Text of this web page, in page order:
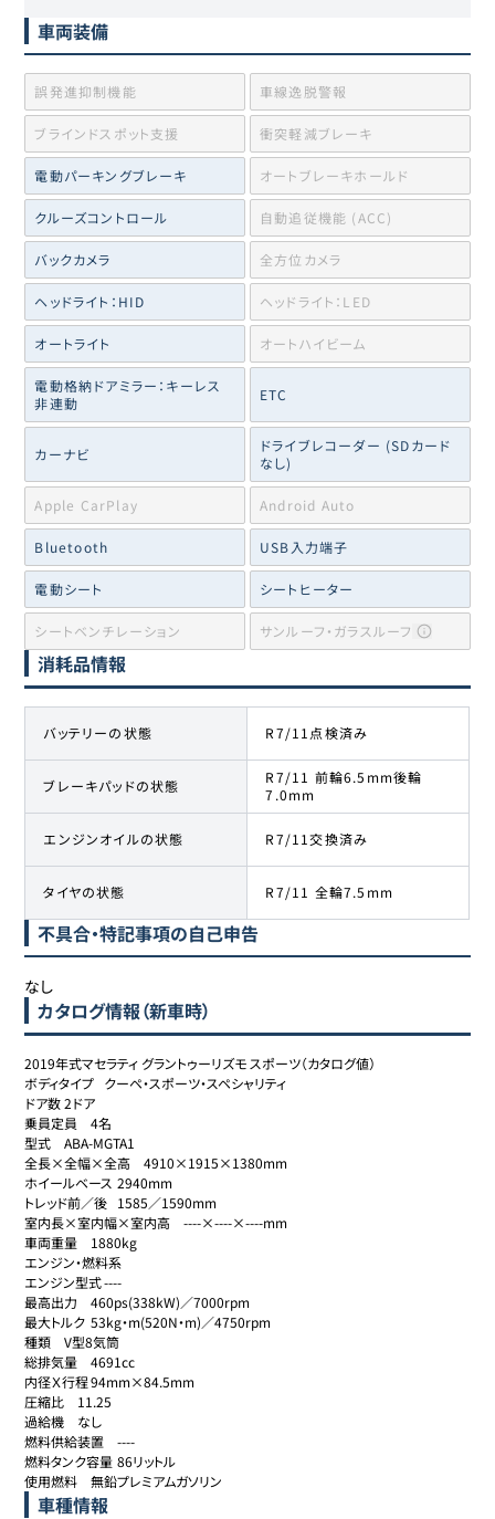
車両装備
誤発進抑制機能 車線逸脱警報
ブラインドスポット支援 衝突軽減ブレーキ
電動パーキングブレーキ オートブレーキホールド
クルーズコントロール 自動追従機能 (ACC)
バックカメラ 全方位カメラ
ヘッドライト：HID ヘッドライト：LED
オートライト オートハイビーム
電動格納ドアミラー：キーレス
非連動
ETC
カーナビ
ドライブレコーダー (SDカード
なし)
Apple CarPlay Android Auto
Bluetooth USB入力端子
電動シート シートヒーター
シートベンチレーション サンルーフ・ガラスルーフ
消耗品情報
バッテリーの状態 R7/11点検済み
ブレーキパッドの状態
R7/11 前輪6.5mm後輪
7.0mm
エンジンオイルの状態 R7/11交換済み
タイヤの状態 R7/11 全輪7.5mm
不具合・特記事項の自己申告
なし
カタログ情報（新車時）
2019年式マセラティ グラントゥーリズモ スポーツ（カタログ値）
ボディタイプ	クーペ・スポーツ・スペシャリティ
ドア数	2ドア
乗員定員	4名
型式	ABA-MGTA1
全長×全幅×全高	4910×1915×1380mm
ホイールベース	2940mm
トレッド前／後	1585／1590mm
室内長×室内幅×室内高	----×----×----mm
車両重量	1880kg
エンジン・燃料系
エンジン型式	----
最高出力	460ps(338kW)／7000rpm
最大トルク	53kg・m(520N・m)／4750rpm
種類	V型8気筒
総排気量	4691cc
内径Ｘ行程	94mm×84.5mm
圧縮比	11.25
過給機	なし
燃料供給装置	----
燃料タンク容量	86リットル
使用燃料	無鉛プレミアムガソリン
車種情報